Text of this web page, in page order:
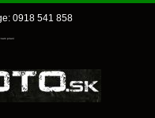
0918 541 858
prianí